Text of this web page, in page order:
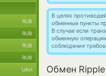
В целях
обменные пункты
В случае если
обменную
соблюдения
Обмен Ripple
RUB
RUB
RUB
RUB
UAH